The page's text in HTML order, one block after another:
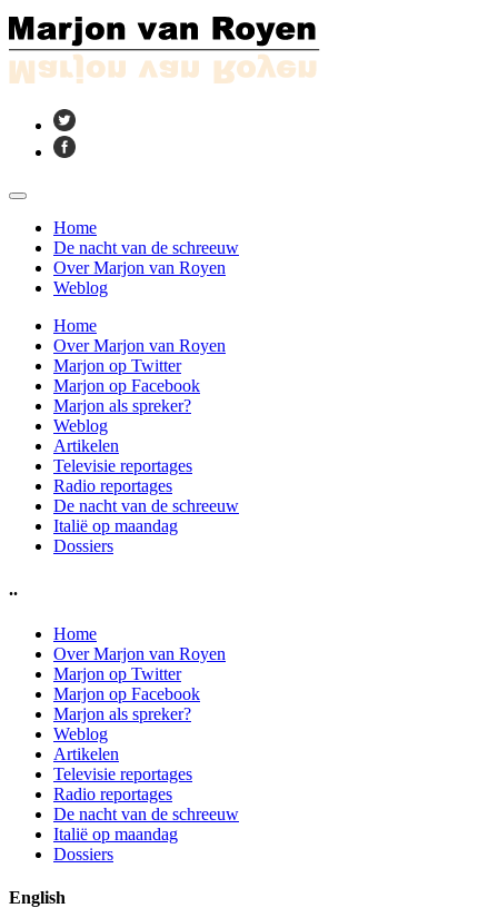
Home
De nacht van de schreeuw
Over Marjon van Royen
Weblog
Home
Over Marjon van Royen
Marjon op Twitter
Marjon op Facebook
Marjon als spreker?
Weblog
Artikelen
Televisie reportages
Radio reportages
De nacht van de schreeuw
Italië op maandag
Dossiers
..
Home
Over Marjon van Royen
Marjon op Twitter
Marjon op Facebook
Marjon als spreker?
Weblog
Artikelen
Televisie reportages
Radio reportages
De nacht van de schreeuw
Italië op maandag
Dossiers
English